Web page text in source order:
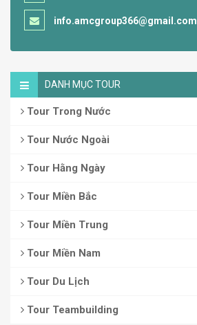
info.amcgroup366@gmail.com
DANH MỤC TOUR
Tour Trong Nước
Tour Nước Ngoài
Tour Hằng Ngày
Tour Miền Bắc
Tour Miền Trung
Tour Miền Nam
Tour Du Lịch
Tour Teambuilding